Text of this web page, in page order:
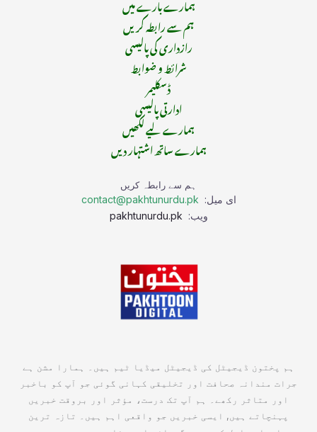
ہم سے رابطہ کریں
رازداری کی پالیسی
شرائط و ضوابط
ڈسکلیمر
ادارتی پالیسی
ہمارے لیے لکھیں
ہمارے ساتھ اشتہار دیں
ہم سے رابطہ کریں
ای میل: contact@pakhtunurdu.pk
ویب:
ہم پختون ڈیجیٹل کی ڈیجیٹل میڈیا ٹیم ہیں۔ ہمارا مشن ہے
جرات مندانہ صحافت اور تخلیقی کہانی گوئی جو آپ کو باخبر
اور متاثر رکھے۔ ہم آپ تک درست، مؤثر اور بروقت خبریں
پہنچاتے ہیں, ایسی خبریں جو واقعی اہم ہیں۔ تازہ ترین